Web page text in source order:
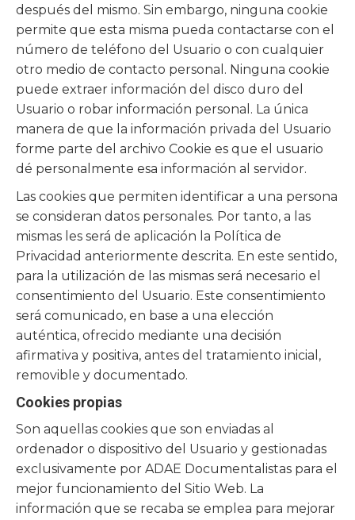
después del mismo. Sin embargo, ninguna cookie
permite que esta misma pueda contactarse con el
número de teléfono del Usuario o con cualquier
otro medio de contacto personal. Ninguna cookie
puede extraer información del disco duro del
Usuario o robar información personal. La única
manera de que la información privada del Usuario
forme parte del archivo Cookie es que el usuario
dé personalmente esa información al servidor.
Las cookies que permiten identificar a una persona
se consideran datos personales. Por tanto, a las
mismas les será de aplicación la Política de
Privacidad anteriormente descrita. En este sentido,
para la utilización de las mismas será necesario el
consentimiento del Usuario. Este consentimiento
será comunicado, en base a una elección
auténtica, ofrecido mediante una decisión
afirmativa y positiva, antes del tratamiento inicial,
removible y documentado.
Cookies propias
Son aquellas cookies que son enviadas al
ordenador o dispositivo del Usuario y gestionadas
exclusivamente por ADAE Documentalistas para el
mejor funcionamiento del Sitio Web. La
información que se recaba se emplea para mejorar